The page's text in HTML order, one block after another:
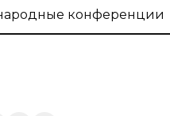
конференции